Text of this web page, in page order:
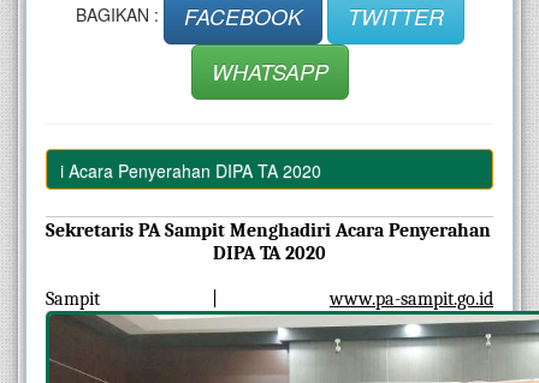
BAGIKAN : FACEBOOK
TWITTER
WHATSAPP
Penyerahan DIPA TA 2020
Sekretaris PA Sampit Menghadiri Acara Penyerahan
DIPA TA 2020
Sampit | www.pa-sampit.go.id